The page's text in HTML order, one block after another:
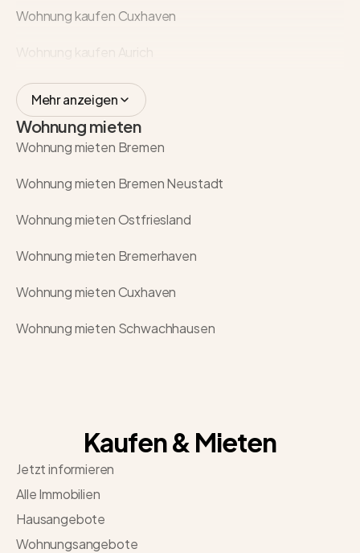
Wohnung kaufen Cuxhaven
Mehr anzeigen
Wohnung mieten
Wohnung mieten Bremen
Wohnung mieten Bremen Neustadt
Wohnung mieten Ostfriesland
Wohnung mieten Bremerhaven
Wohnung mieten Cuxhaven
Wohnung mieten Schwachhausen
Kaufen & Mieten
Jetzt informieren
Alle Immobilien
Hausangebote
Wohnungsangebote